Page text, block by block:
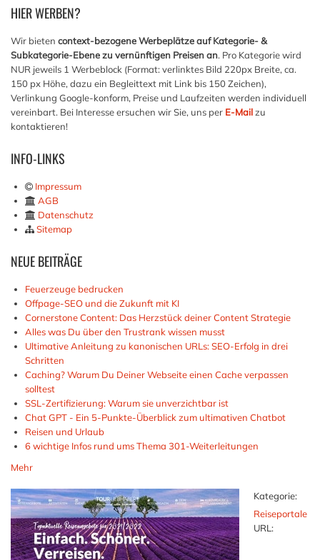
HIERWERBEN?
Wir bieten context-bezogene Werbeplätze auf Kategorie- &
Subkategorie-Ebene zu vernünftigen Preisen an. Pro Kategorie wird
NUR jeweils 1 Werbeblock (Format: verlinktes Bild 220px Breite, ca.
150 px Höhe, dazu ein Begleittext mit Link bis 150 Zeichen),
Verlinkung Google-konform, Preise und Laufzeiten werden individuell
vereinbart. Bei Interesse ersuchen wir Sie, uns per E-Mailzu
kontaktieren!
INFO-LINKS
Impressum
AGB
Datenschutz
Sitemap
NEUEBEITRÄGE
Feuerzeuge bedrucken
Offpage-SEO und die Zukunft mit KI
Cornerstone Content: Das Herzstück deiner Content Strategie
Alles was Du über den Trustrank wissen musst
Ultimative Anleitung zu kanonischen URLs: SEO-Erfolg in drei
Schritten
Caching? Warum Du Deiner Webseite einen Cache verpassen
solltest
SSL-Zertifizierung: Warum sie unverzichtbar ist
Chat GPT - Ein 5-Punkte-Überblick zum ultimativen Chatbot
Reisen und Urlaub
6 wichtige Infos rund ums Thema 301-Weiterleitungen
Mehr
Kategorie:
Reiseportale
URL: